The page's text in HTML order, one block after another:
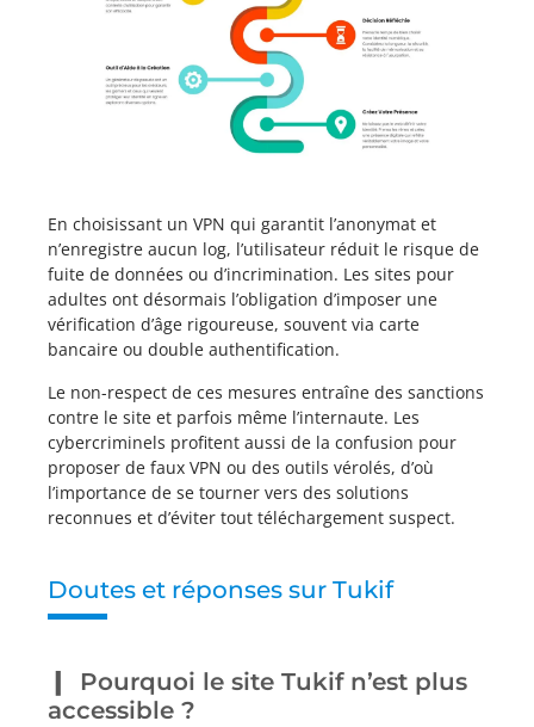
En choisissant un VPN qui garantit l’anonymat et
n’enregistre aucun log, l’utilisateur réduit le risque de
fuite de données ou d’incrimination. Les sites pour
adultes ont désormais l’obligation d’imposer une
vérification d’âge rigoureuse, souvent via carte
bancaire ou double authentification.
Le non-respect de ces mesures entraîne des sanctions
contre le site et parfois même l’internaute. Les
cybercriminels profitent aussi de la confusion pour
proposer de faux VPN ou des outils vérolés, d’où
l’importance de se tourner vers des solutions
reconnues et d’éviter tout téléchargement suspect.
Doutes et réponses sur Tukif
Pourquoi le site Tukif n’est plus
accessible ?